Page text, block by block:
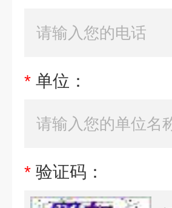
* 单位：
* 验证码：